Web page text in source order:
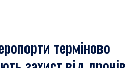
терміново